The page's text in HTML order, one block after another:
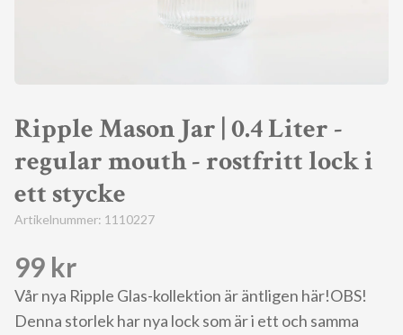
Ripple Mason Jar | 0.4 Liter -
regular mouth - rostfritt lock i
ett stycke
Artikelnummer: 1110227
99 kr
Vår nya Ripple Glas-kollektion är äntligen här!OBS!
Denna storlek har nya lock som är i ett och samma